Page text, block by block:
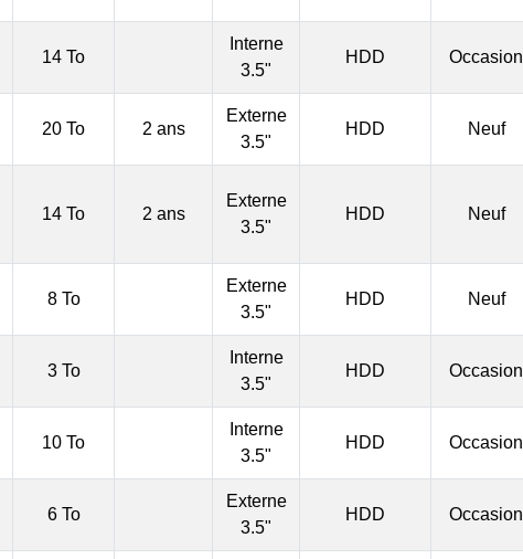
14 To
Interne
3.5"
HDD Occasion
20 To 2 ans
Externe
3.5"
HDD Neuf
14 To 2 ans
Externe
3.5"
HDD Neuf
8 To
Externe
3.5"
HDD Neuf
3 To
Interne
3.5"
HDD Occasion
10 To
Interne
3.5"
HDD Occasion
6 To
Externe
3.5"
HDD Occasion